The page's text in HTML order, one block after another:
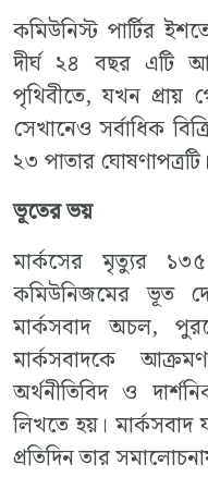
কমিউনিস্ট পার্টির
দীর্ঘ ২৪ বছর এটি
পৃথিবীতে, যখন প্রায়
সেখানেও সর্বাধিক
২৩ পাতার ঘোষণাপত্রটি।
ভূতের ভয়
মার্কসের মৃত্যুর
কমিউনিজমের ভূত
মার্কসবাদ অচল,
মার্কসবাদকে
অর্থনীতিবিদ ও
লিখতে হয়। মার্কসবাদ
প্রতিদিন তার